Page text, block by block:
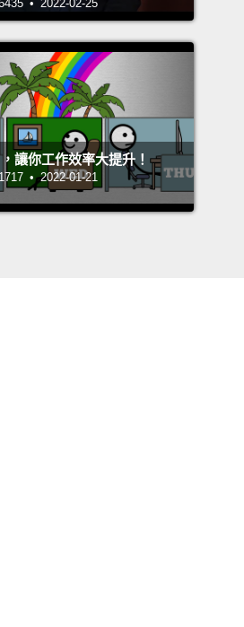
• 2022-02-25
讓你工作效率大提升！
• 2022-01-21